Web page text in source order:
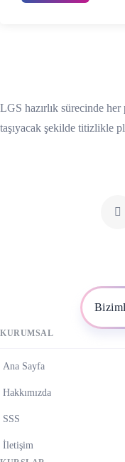
LGS hazırlık sürecinde
taşıyacak şekilde titizlikle
KURUMSAL
Ana Sayfa
Hakkımızda
SSS
İletişim